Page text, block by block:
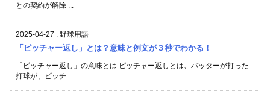
との契約が解除 ...
2025-04-27 : 野球用語
「ピッチャー返し」とは？意味と例文が３秒でわかる！
「ピッチャー返し」の意味とは ピッチャー返しとは、バッターが打った
打球が、ピッチ ...